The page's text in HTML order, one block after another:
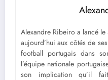
Alexandre Ribeiro a lancé
aujourd’hui aux côtés de
football portugais dans
l’équipe nationale
son implication qu’il